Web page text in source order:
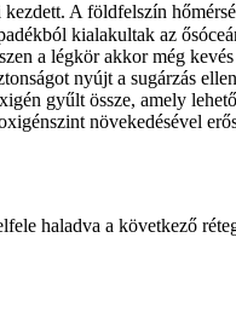
A földfelszín
kialakultak az
a légkör akkor még
nyújt a sugárzás
gyűlt össze, amely
növekedésével
haladva a következő